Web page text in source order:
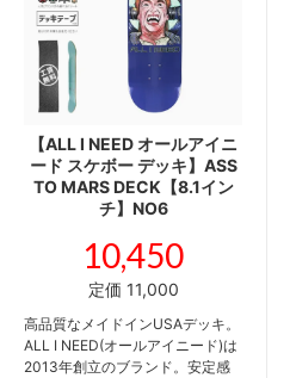
【ALL I NEED オールアイニ
ード スケボー デッキ】ASS
TO MARS DECK【8.1イン
チ】NO6
10,450
定価 11,000
高品質なメイドインUSAデッキ。
ALL I NEED(オールアイニード)は
2013年創立のブランド。安定感